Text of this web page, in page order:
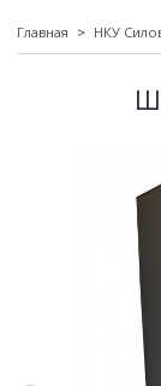
Главная НКУ